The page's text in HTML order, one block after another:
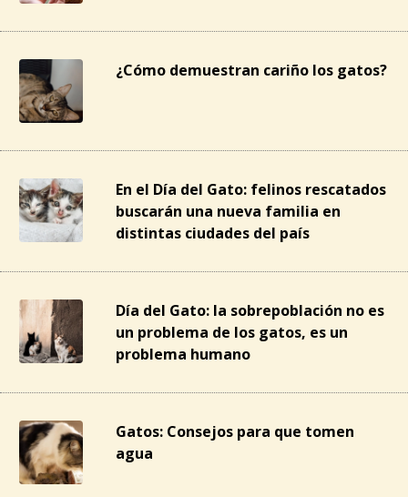
¿Cómo demuestran cariño los gatos?
En el Día del Gato: felinos rescatados
buscarán una nueva familia en
distintas ciudades del país
Día del Gato: la sobrepoblación no es
un problema de los gatos, es un
problema humano
Gatos: Consejos para que tomen
agua